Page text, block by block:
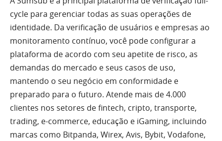
cycle para gerenciar todas as suas operações de
identidade. Da verificação de usuários e empresas ao
monitoramento contínuo, você pode configurar a
plataforma de acordo com seu apetite de risco, as
demandas do mercado e seus casos de uso,
mantendo o seu negócio em conformidade e
preparado para o futuro. Atende mais de 4.000
clientes nos setores de fintech, cripto, transporte,
trading, e-commerce, educação e iGaming, incluindo
marcas como Bitpanda, Wirex, Avis, Bybit, Vodafone,